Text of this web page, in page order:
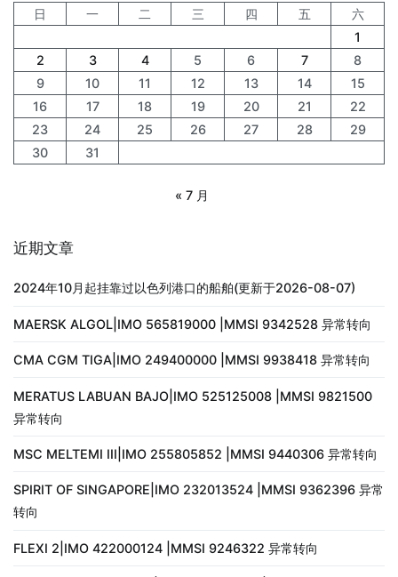
日
一 二 三 四 五
六
1
2
3 4 5 6 7
8
9
10 11 12 13 14
15
16
17 18 19 20 21
22
23
24 25 26 27 28
29
30
31
« 7 月
近期文章
2024年10月起挂靠过以色列港口的船舶(更新于2026-08-07)
MAERSK ALGOL|IMO 565819000 |MMSI 9342528 异常转向
CMA CGM TIGA|IMO 249400000 |MMSI 9938418 异常转向
MERATUS LABUAN BAJO|IMO 525125008 |MMSI 9821500
异常转向
MSC MELTEMI III|IMO 255805852 |MMSI 9440306 异常转向
SPIRIT OF SINGAPORE|IMO 232013524 |MMSI 9362396 异常
转向
FLEXI 2|IMO 422000124 |MMSI 9246322 异常转向